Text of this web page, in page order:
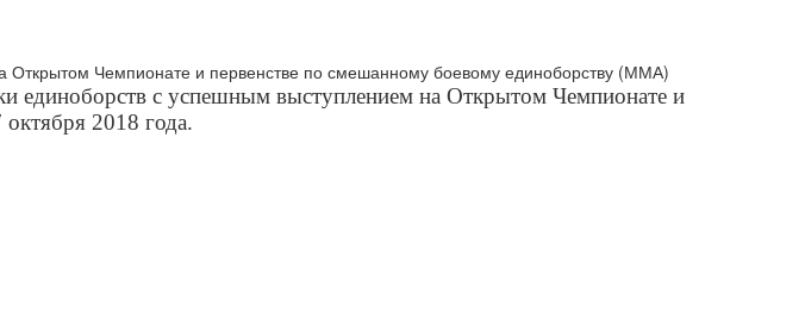
единоборств с успешным выступлением на Открытом Чемпионате и
2018 года.